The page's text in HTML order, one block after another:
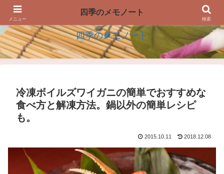
四季の生活を楽しむアイデアのメモノート
四季のメモノート
冷凍ボイルズワイガニの簡単でおすすめな
食べ方と解凍方法。鍋以外の簡単レシピ
も。
2015.10.11 2018.12.08
メニュー
四季のメモノート
検索